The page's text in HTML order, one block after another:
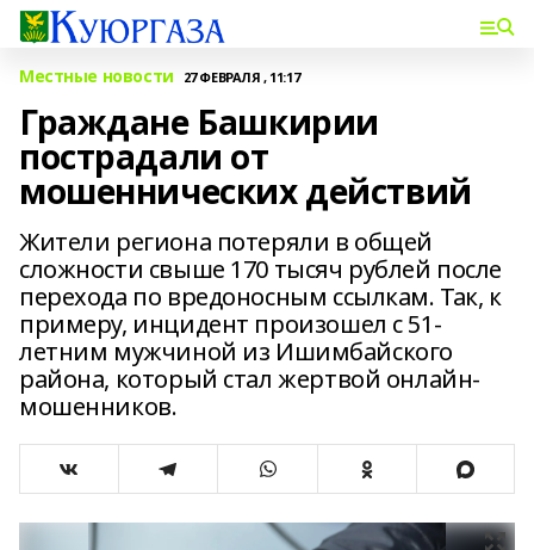
Местные новости 27 ФЕВРАЛЯ , 11:17
Граждане Башкирии
пострадали от
мошеннических действий
Жители региона потеряли в общей
сложности свыше 170 тысяч рублей после
перехода по вредоносным ссылкам. Так, к
примеру, инцидент произошел с 51-
летним мужчиной из Ишимбайского
района, который стал жертвой онлайн-
мошенников.